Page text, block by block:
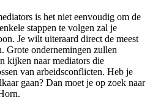
is het niet eenvoudig om de
stappen te volgen zal je
Je wilt uiteraard direct de meest
Grote ondernemingen zullen
kijken naar mediators die
van arbeidsconflicten. Heb je
gaan? Dan moet je op zoek naar